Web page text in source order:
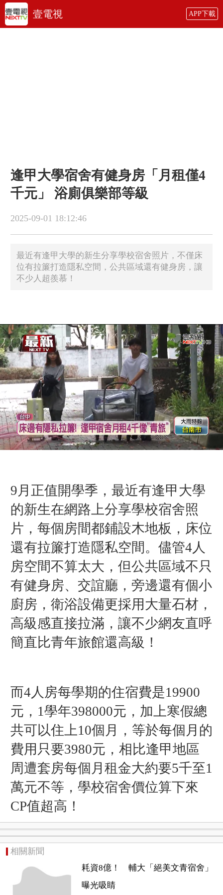
壹電視 APP下載
逢甲大學宿舍有健身房「月租僅4
千元」 浴廁俱樂部等級
2025-09-01 18:12:46
最近有逢甲大學的新生分享學校宿舍照片，不僅床
位有拉簾打造隱私空間，公共區域還有健身房，讓
不少人超羨慕！
9月正值開學季，最近有逢甲大學
的新生在網路上分享學校宿舍照
片，每個房間都鋪設木地板，床位
還有拉簾打造隱私空間。儘管4人
房空間不算太大，但公共區域不只
有健身房、交誼廳，旁邊還有個小
廚房，衛浴設備更採用大量石材，
高級感直接拉滿，讓不少網友直呼
簡直比青年旅館還高級！
而4人房每學期的住宿費是19900
元，1學年398000元，加上寒假總
共可以住上10個月，等於每個月的
費用只要3980元，相比逢甲地區
周遭套房每個月租金大約要5千至1
萬元不等，學校宿舍價位算下來
CP值超高！
相關新聞
耗資8億！ 輔大「絕美文青宿舍」
曝光吸睛